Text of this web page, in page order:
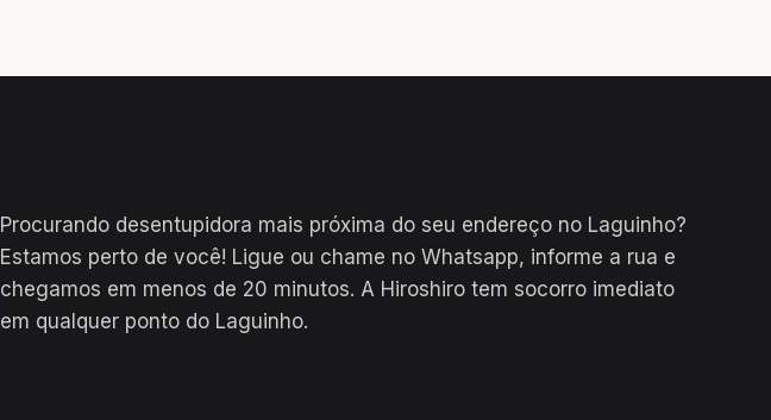
Procurando desentupidora mais próxima do seu endereço no Laguinho?
Estamos perto de você! Ligue ou chame no Whatsapp, informe a rua e
chegamos em menos de 20 minutos. A Hiroshiro tem socorro imediato
em qualquer ponto do Laguinho.